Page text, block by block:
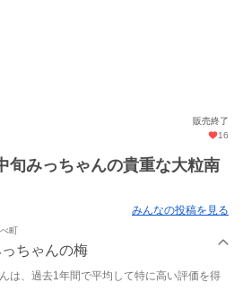
販売終了
16
旬みっちゃんの貴重な大粒南
みんなの投稿を見る
町
ちゃんの梅
は、過去1年間で平均して特に高い評価を得